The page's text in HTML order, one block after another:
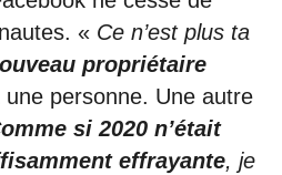
« Ce n’est plus ta
propriétaire
une personne. Une autre
si 2020 n’était
effrayante, je